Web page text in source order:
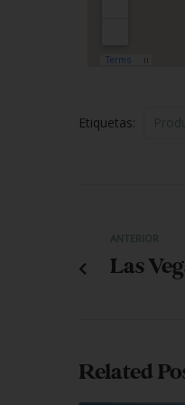
Etiquetas:
ANTERIOR
Las
Related